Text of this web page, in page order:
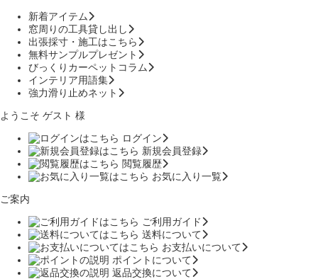
新着アイテム
窓周りの工具貸し出し
出張採寸・施工はこちら
無料サンプルプレゼント
びっくりカーペットコラム
インテリア用語集
強力滑り止めネット
ようこそ ゲスト 様
ログイン
新規会員登録
閲覧履歴
お気に入り一覧
ご案内
ご利用ガイド
送料について
お支払いについて
ポイントについて
返品交換について